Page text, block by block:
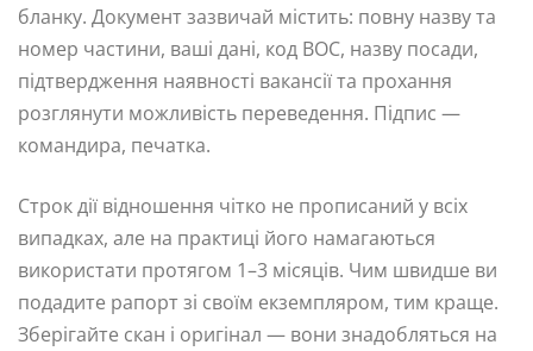
бланку. Документ зазвичай містить: повну назву та
номер частини, ваші дані, код ВОС, назву посади,
підтвердження наявності вакансії та прохання
розглянути можливість переведення. Підпис —
командира, печатка.
Строк дії відношення чітко не прописаний у всіх
випадках, але на практиці його намагаються
використати протягом 1–3 місяців. Чим швидше ви
подадите рапорт зі своїм екземпляром, тим краще.
Зберігайте скан і оригінал — вони знадобляться на